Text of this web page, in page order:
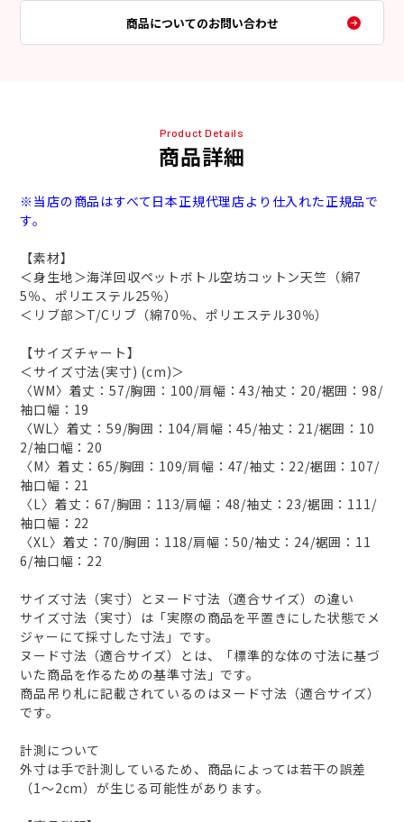
商品についてのお問い合わせ
Product Details
商品詳細
※当店の商品はすべて日本正規代理店より仕入れた正規品で
す。
【素材】
＜身生地＞海洋回収ペットボトル空坊コットン天竺（綿7
5％、ポリエステル25％）
＜リブ部＞T/Cリブ（綿70％、ポリエステル30％）
【サイズチャート】
＜サイズ寸法(実寸) (cm)＞
〈WM〉着丈：57/胸囲：100/肩幅：43/袖丈：20/裾囲：98/
袖口幅：19
〈WL〉着丈：59/胸囲：104/肩幅：45/袖丈：21/裾囲：10
2/袖口幅：20
〈M〉着丈：65/胸囲：109/肩幅：47/袖丈：22/裾囲：107/
袖口幅：21
〈L〉着丈：67/胸囲：113/肩幅：48/袖丈：23/裾囲：111/
袖口幅：22
〈XL〉着丈：70/胸囲：118/肩幅：50/袖丈：24/裾囲：11
6/袖口幅：22
サイズ寸法（実寸）とヌード寸法（適合サイズ）の違い
サイズ寸法（実寸）は「実際の商品を平置きにした状態でメ
ジャーにて採寸した寸法」です。
ヌード寸法（適合サイズ）とは、「標準的な体の寸法に基づ
いた商品を作るための基準寸法」です。
商品吊り札に記載されているのはヌード寸法（適合サイズ）
です。
計測について
外寸は手で計測しているため、商品によっては若干の誤差
（1～2cm）が生じる可能性があります。